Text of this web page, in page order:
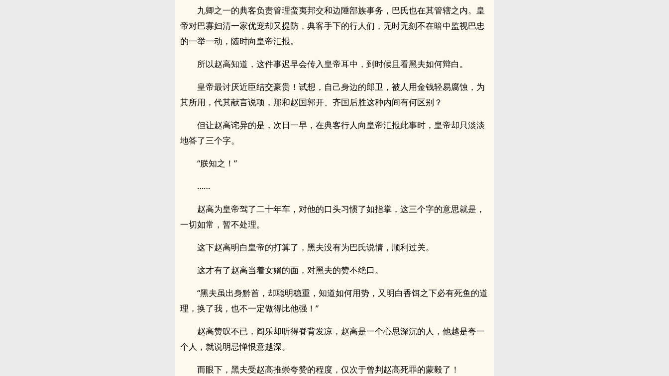
九卿之一的典客负责管理蛮夷邦交和边陲部族事务，巴氏也在其管辖之内。皇
帝对巴寡妇清一家优宠却又提防，典客手下的行人们，无时无刻不在暗中监视巴忠
的一举一动，随时向皇帝汇报。
所以赵高知道，这件事迟早会传入皇帝耳中，到时候且看黑夫如何辩白。
皇帝最讨厌近臣结交豪贵！试想，自己身边的郎卫，被人用金钱轻易腐蚀，为
其所用，代其献言说项，那和赵国郭开、齐国后胜这种内间有何区别？
但让赵高诧异的是，次日一早，在典客行人向皇帝汇报此事时，皇帝却只淡淡
地答了三个字。
“朕知之！”
……
赵高为皇帝驾了二十年车，对他的口头习惯了如指掌，这三个字的意思就是，
一切如常，暂不处理。
这下赵高明白皇帝的打算了，黑夫没有为巴氏说情，顺利过关。
这才有了赵高当着女婿的面，对黑夫的赞不绝口。
“黑夫虽出身黔首，却聪明稳重，知道如何用势，又明白香饵之下必有死鱼的道
理，换了我，也不一定做得比他强！”
赵高赞叹不已，阎乐却听得脊背发凉，赵高是一个心思深沉的人，他越是夸一
个人，就说明忌惮恨意越深。
而眼下，黑夫受赵高推崇夸赞的程度，仅次于曾判赵高死罪的蒙毅了！